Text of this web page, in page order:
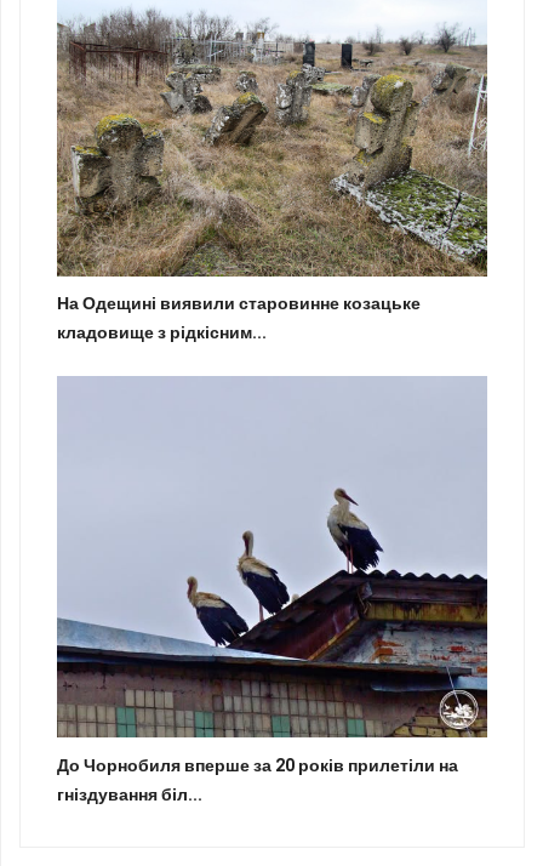
На Одещині виявили старовинне козацьке
кладовище з рідкісним...
До Чорнобиля вперше за 20 років прилетіли на
гніздування біл...